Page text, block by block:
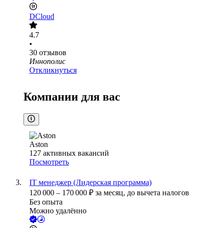
DCloud
4.7
•
30 отзывов
Иннополис
Откликнуться
Компании для вас
Aston
127 активных вакансий
Посмотреть
IT менеджер (Лидерская программа)
120 000 – 170 000 ₽ за месяц, до вычета налогов
Без опыта
Можно удалённо